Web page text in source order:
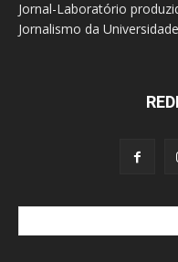
Jornal-Laboratório
Jornalismo da